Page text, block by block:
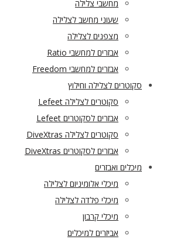
מחשבי צלילה
שעוני מחשב לצלילה
מצפנים לצלילה
אבזרים למחשבי Ratio
אבזרים למחשבי Freedom
סקוטרים לצלילה וחילוץ
סקוטרים לצלילה Lefeet
אבזרים לסקוטרים Lefeet
סקוטרים לצלילה DiveXtras
אבזרים לסקוטרים DiveXtras
מיכלים ואבזרים
מיכלי אלומיניום לצלילה
מיכלי פלדה לצלילה
מיכלי קרבון
אביזרים למיכלים